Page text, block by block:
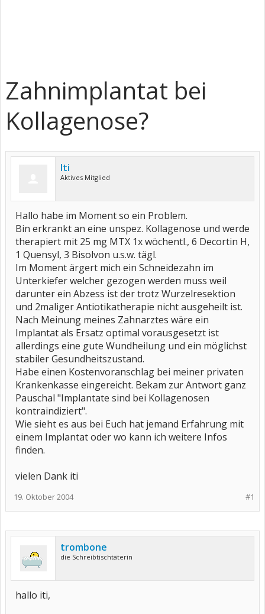
Zahnimplantat bei
Kollagenose?
Iti
Aktives Mitglied
Hallo habe im Moment so ein Problem.
Bin erkrankt an eine unspez. Kollagenose und werde
therapiert mit 25 mg MTX 1x wöchentl., 6 Decortin H,
1 Quensyl, 3 Bisolvon u.s.w. tägl.
Im Moment ärgert mich ein Schneidezahn im
Unterkiefer welcher gezogen werden muss weil
darunter ein Abzess ist der trotz Wurzelresektion
und 2maliger Antiotikatherapie nicht ausgeheilt ist.
Nach Meinung meines Zahnarztes wäre ein
Implantat als Ersatz optimal vorausgesetzt ist
allerdings eine gute Wundheilung und ein möglichst
stabiler Gesundheitszustand.
Habe einen Kostenvoranschlag bei meiner privaten
Krankenkasse eingereicht. Bekam zur Antwort ganz
Pauschal "Implantate sind bei Kollagenosen
kontraindiziert".
Wie sieht es aus bei Euch hat jemand Erfahrung mit
einem Implantat oder wo kann ich weitere Infos
finden.
vielen Dank iti
#1
19. Oktober 2004
trombone
die Schreibtischtäterin
hallo iti,